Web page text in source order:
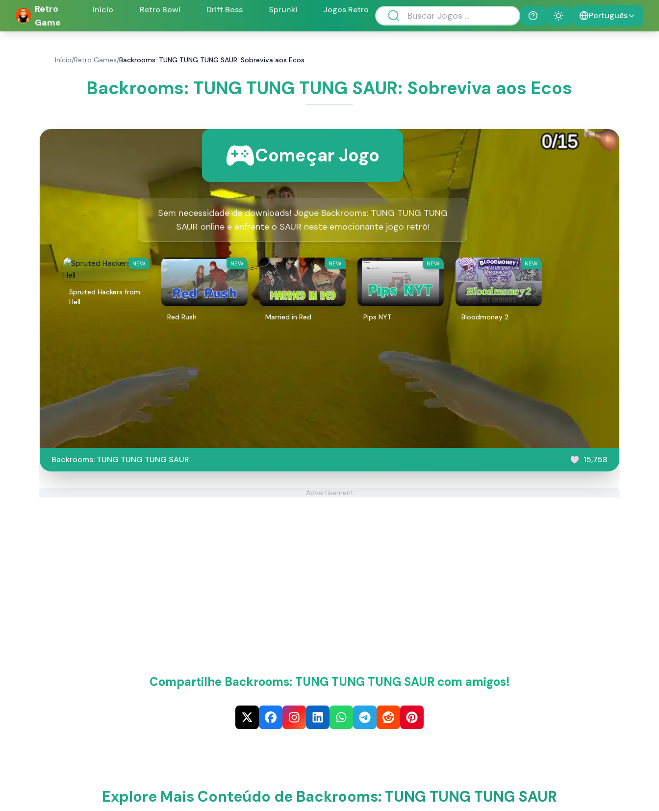
Retro
Game
Início Retro Bowl Drift Boss Sprunki
Jogos Retro
Help
Theme Português
Início/Retro Games/Backrooms: TUNG TUNG TUNG SAUR: Sobreviva aos Ecos
Backrooms: TUNG TUNG TUNG SAUR: Sobreviva aos Ecos
Começar Jogo
Sem necessidade de downloads! Jogue Backrooms: TUNG TUNG TUNG
SAUR online e enfrente o SAUR neste emocionante jogo retrô!
NEW
Spruted Hackers from
Hell
NEW
Red Rush
NEW
Married in Red
NEW
Pips NYT
NEW
Bloodmoney 2
Backrooms: TUNG TUNG TUNG SAUR 15,758
Advertisement
Compartilhe Backrooms: TUNG TUNG TUNG SAUR com amigos!
Explore Mais Conteúdo de Backrooms: TUNG TUNG TUNG SAUR